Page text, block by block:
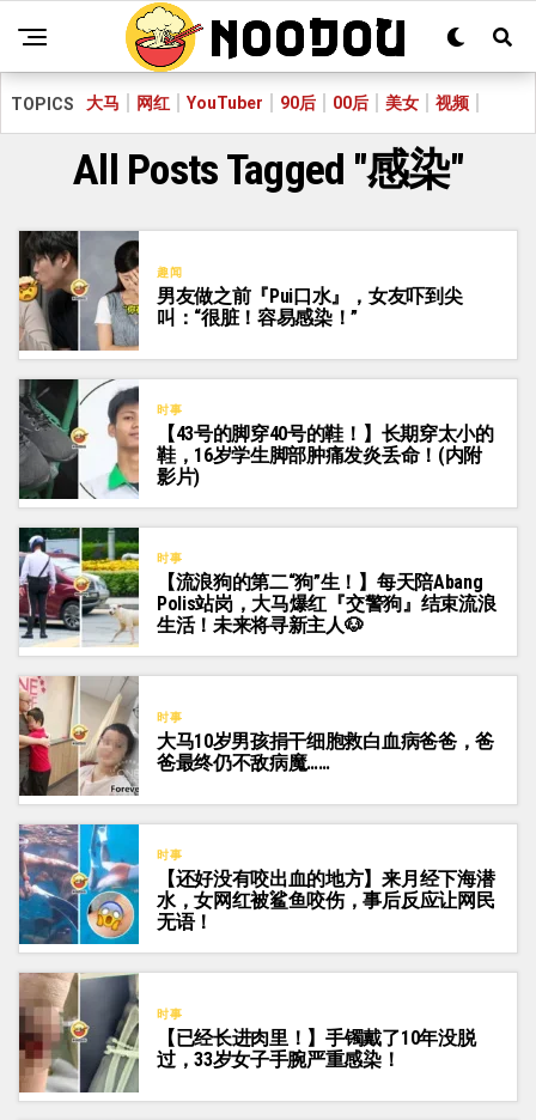
TOPICS 大马 网红 YouTuber 90后 00后 美女 视频
All Posts Tagged "感染"
趣闻
男友做之前『Pui口水』，女友吓到尖
叫：“很脏！容易感染！”
时事
【43号的脚穿40号的鞋！】长期穿太小的
鞋，16岁学生脚部肿痛发炎丢命！(内附
影片)
时事
【流浪狗的第二“狗”生！】每天陪Abang
Polis站岗，大马爆红『交警狗』结束流浪
生活！未来将寻新主人🐶
时事
大马10岁男孩捐干细胞救白血病爸爸，爸
爸最终仍不敌病魔……
时事
【还好没有咬出血的地方】来月经下海潜
水，女网红被鲨鱼咬伤，事后反应让网民
无语！
时事
【已经长进肉里！】手镯戴了10年没脱
过，33岁女子手腕严重感染！